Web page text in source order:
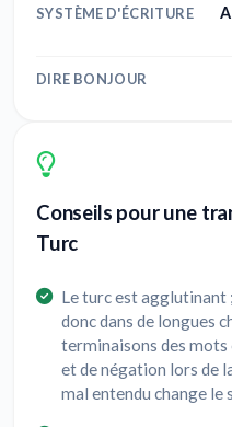
SYSTÈME D'ÉCRITURE
DIRE BONJOUR
Conseils pour une
Turc
Le turc est agglutinant
donc dans de longues
terminaisons des mots
et de négation lors de
mal entendu change le